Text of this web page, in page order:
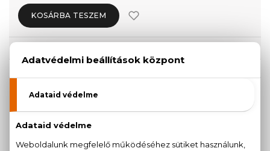
KOSÁRBA TESZEM
KISZERELÉS KIVÁLASZTÁSA
10.990 Ft
11.430 Ft